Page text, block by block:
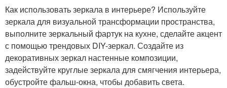
Как использовать зеркала в интерьере? Используйте
зеркала для визуальной трансформации пространства,
выполните зеркальный фартук на кухне, сделайте акцент
с помощью трендовых DIY-зеркал. Создайте из
декоративных зеркал настенные композиции,
задействуйте круглые зеркала для смягчения интерьера,
обустройте фальш-окна, чтобы добавить света.